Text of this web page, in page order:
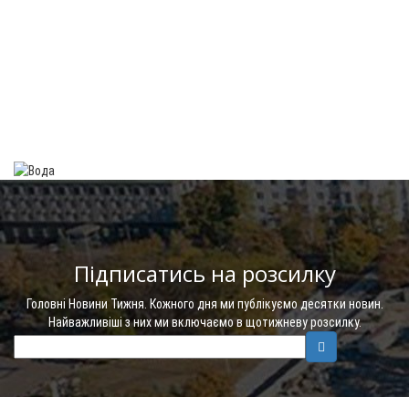
Підписатись на розсилку
Головні Новини Тижня. Кожного дня ми публікуємо десятки новин.
Найважливіші з них ми включаємо в щотижневу розсилку.